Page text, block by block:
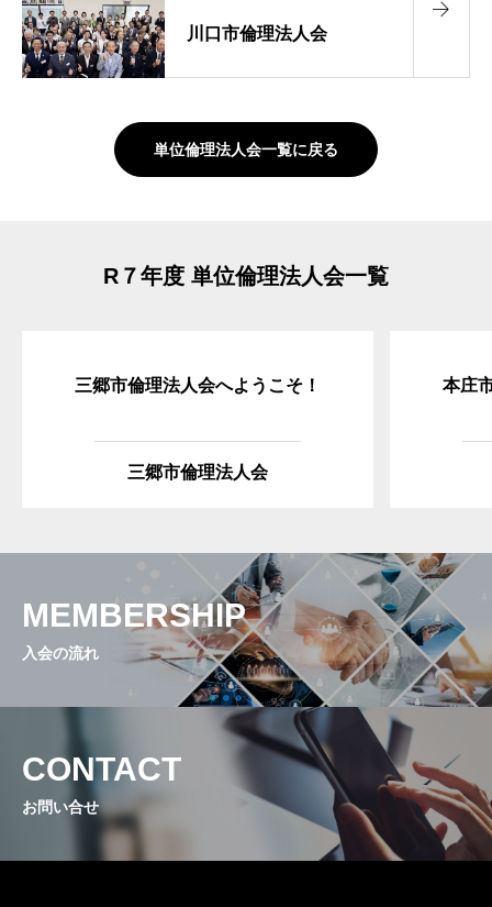
川口市倫理法人会
単位倫理法人会一覧に戻る
R７年度 単位倫理法人会一覧
三郷市倫理法人会へようこそ！
三郷市倫理法人会
本庄
MEMBERSHIP
入会の流れ
CONTACT
お問い合せ